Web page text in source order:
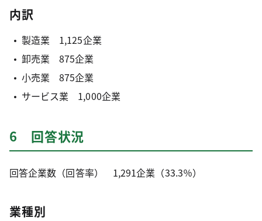
内訳
製造業 1,125企業
卸売業 875企業
小売業 875企業
サービス業 1,000企業
6 回答状況
回答企業数（回答率） 1,291企業（33.3％）
業種別